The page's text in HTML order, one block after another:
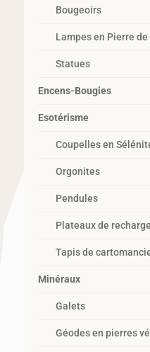
Bougeoirs
Lampes en Pierre de
Statues
Encens-Bougies
Esotérisme
Coupelles en
Orgonites
Pendules
Plateaux de
Tapis de
Minéraux
Galets
Géodes en pierres